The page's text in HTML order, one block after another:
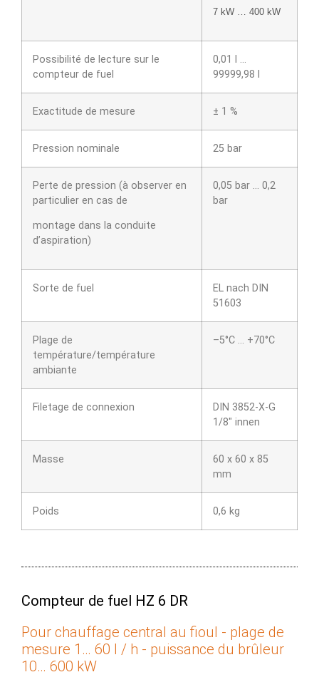
7 kW … 400 kW
Possibilité de lecture sur le
compteur de fuel
0,01 l …
99999,98 l
Exactitude de mesure ± 1 %
Pression nominale 25 bar
Perte de pression (à observer en
particulier en cas de
montage dans la conduite
d’aspiration)
0,05 bar … 0,2
bar
Sorte de fuel
EL nach DIN
51603
Plage de
température/température
ambiante
–5°C … +70°C
Filetage de connexion
DIN 3852-X-G
1/8″ innen
Masse
60 x 60 x 85
mm
Poids 0,6 kg
Compteur de fuel HZ 6 DR
Pour chauffage central au fioul - plage de
mesure 1… 60 l / h - puissance du brûleur
10… 600 kW